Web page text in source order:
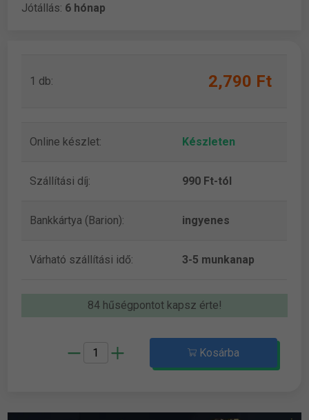
Jótállás: 6 hónap
1 db: 2,790 Ft
Online készlet: Készleten
Szállítási díj: 990 Ft-tól
Bankkártya (Barion): ingyenes
Várható szállítási idő: 3-5 munkanap
84 hűségpontot kapsz érte!
Kosárba